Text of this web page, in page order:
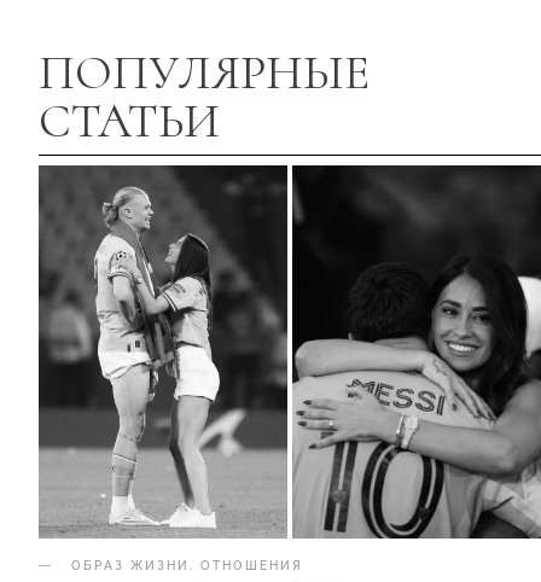
ПОПУЛЯРНЫЕ
СТАТЬИ
ОБРАЗ ЖИЗНИ . ОТНОШЕНИЯ